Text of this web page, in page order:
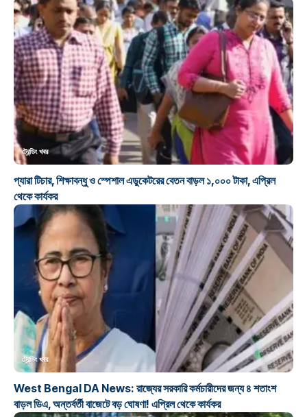
ট্রেন্ডিং খবর
প্যারা টিচার, শিক্ষাবন্ধু ও স্পেশাল এডুকেটরের বেতন বাড়ল ১,০০০ টাকা, এপ্রিল
থেকে কার্যকর
ট্রেন্ডিং খবর
West Bengal DA News: রাজ্যের সরকারি কর্মচারীদের জন্য ৪ শতাংশ
বাড়ল ডিএ, অন্তর্বর্তী বাজেটে বড় ঘোষণা! এপ্রিল থেকে কার্যকর